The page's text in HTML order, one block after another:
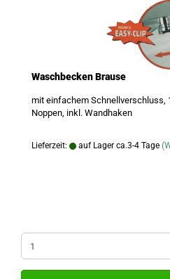
Waschbecken Brause
mit einfachem Schnellverschluss,
Noppen, inkl. Wandhaken
Lieferzeit: auf Lager ca.3-4 Tage